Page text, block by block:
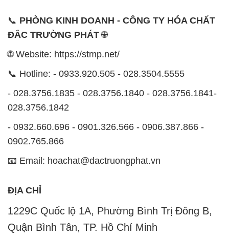
📞 PHÒNG KINH DOANH - CÔNG TY HÓA CHẤT
ĐẮC TRƯỜNG PHÁT🌐
🌐 Website: https://stmp.net/
📞 Hotline: - 0933.920.505 - 028.3504.5555
- 028.3756.1835 - 028.3756.1840 - 028.3756.1841-
028.3756.1842
- 0932.660.696 - 0901.326.566 - 0906.387.866 -
0902.765.866
📧 Email: hoachat@dactruongphat.vn
ĐỊA CHỈ
1229C Quốc lộ 1A, Phường Bình Trị Đông B,
Quận Bình Tân, TP. Hồ Chí Minh